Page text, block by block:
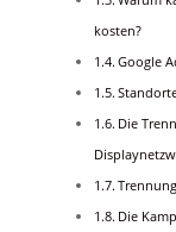
kosten?
Google
Die
Die